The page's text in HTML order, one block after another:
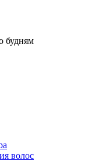
будням
волос